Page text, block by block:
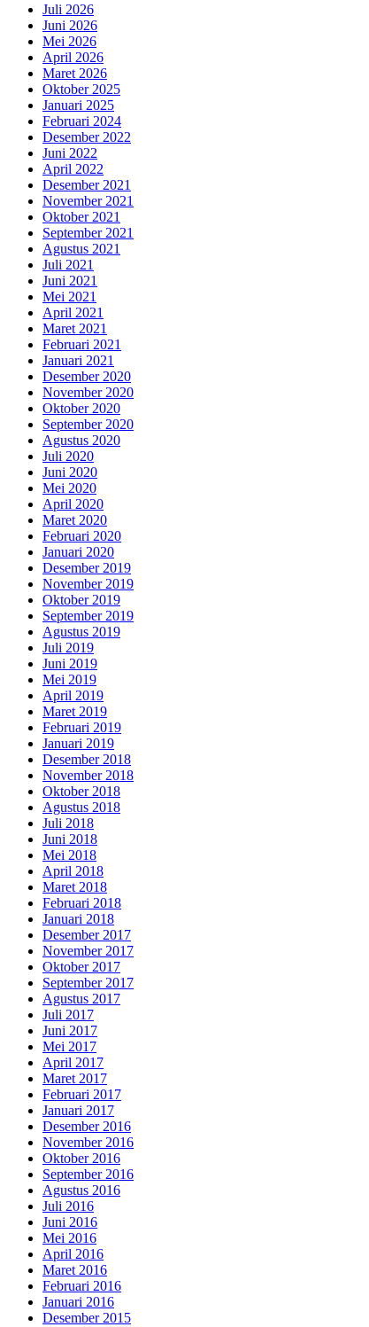
Juli 2026
Juni 2026
Mei 2026
April 2026
Maret 2026
Oktober 2025
Januari 2025
Februari 2024
Desember 2022
Juni 2022
April 2022
Desember 2021
November 2021
Oktober 2021
September 2021
Agustus 2021
Juli 2021
Juni 2021
Mei 2021
April 2021
Maret 2021
Februari 2021
Januari 2021
Desember 2020
November 2020
Oktober 2020
September 2020
Agustus 2020
Juli 2020
Juni 2020
Mei 2020
April 2020
Maret 2020
Februari 2020
Januari 2020
Desember 2019
November 2019
Oktober 2019
September 2019
Agustus 2019
Juli 2019
Juni 2019
Mei 2019
April 2019
Maret 2019
Februari 2019
Januari 2019
Desember 2018
November 2018
Oktober 2018
Agustus 2018
Juli 2018
Juni 2018
Mei 2018
April 2018
Maret 2018
Februari 2018
Januari 2018
Desember 2017
November 2017
Oktober 2017
September 2017
Agustus 2017
Juli 2017
Juni 2017
Mei 2017
April 2017
Maret 2017
Februari 2017
Januari 2017
Desember 2016
November 2016
Oktober 2016
September 2016
Agustus 2016
Juli 2016
Juni 2016
Mei 2016
April 2016
Maret 2016
Februari 2016
Januari 2016
Desember 2015